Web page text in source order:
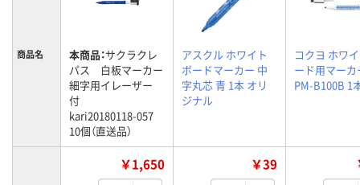
商品名 本商品：サクラクレ
パス 白板マーカー
細字用イレーザー
付
kari20180118-057
10個（直送品）
アスクル ホワイト
ボードマーカー 中
字丸芯 青 1本 オリ
ジナル
コクヨ ホワ
ード用マーカ
PM-B100B 1
￥1,650 ￥39